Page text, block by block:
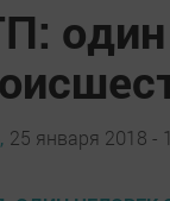
один
25 января 2018 -